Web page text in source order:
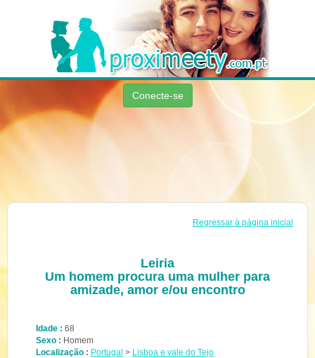
Conecte-se
Regressar à página inicial
Leiria
Um homem procura uma mulher para
amizade, amor e/ou encontro
Idade : 68
Sexo : Homem
Localização : Portugal > Lisboa e vale do Tejo